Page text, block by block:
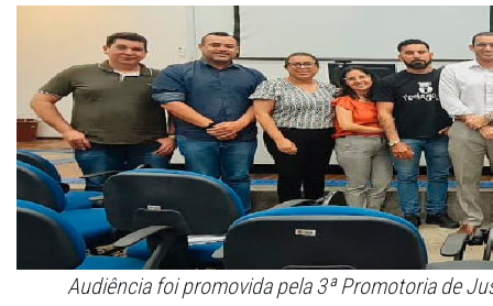
Audiência foi promovida pela 3ª Promotoria de